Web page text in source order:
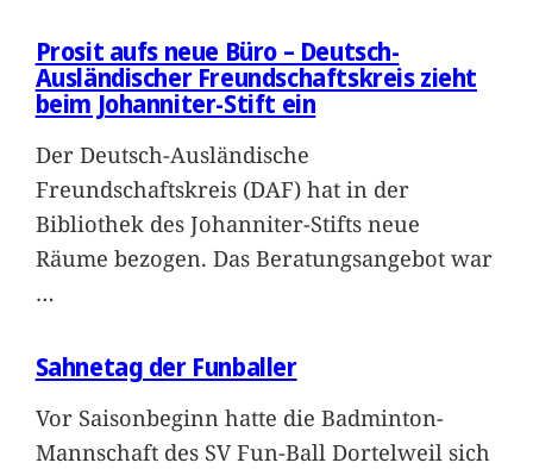
Prosit aufs neue Büro – Deutsch-
Ausländischer Freundschaftskreis zieht
beim Johanniter-Stift ein
Der Deutsch-Ausländische
Freundschaftskreis (DAF) hat in der
Bibliothek des Johanniter-Stifts neue
Räume bezogen. Das Beratungsangebot war
…
Sahnetag der Funballer
Vor Saisonbeginn hatte die Badminton-
Mannschaft des SV Fun-Ball Dortelweil sich